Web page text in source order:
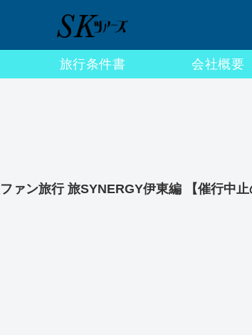
旅行条件書 会社概要
ァン旅行 旅SYNERGY伊東編 【催行中止